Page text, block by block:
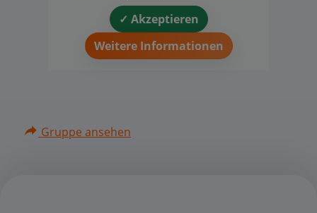
✓ Akzeptieren
Weitere Informationen
Gruppe ansehen